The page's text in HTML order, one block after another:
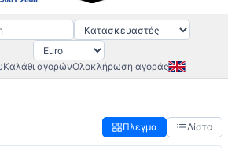
Καλάθι αγορώνΟλοκλήρωση αγοράς
Πλέγμα Λίστα